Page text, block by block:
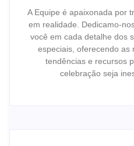
A Equipe é apaixonada por
em realidade. Dedicamo-
você em cada detalhe dos
especiais, oferecendo as
tendências e recursos
celebração seja